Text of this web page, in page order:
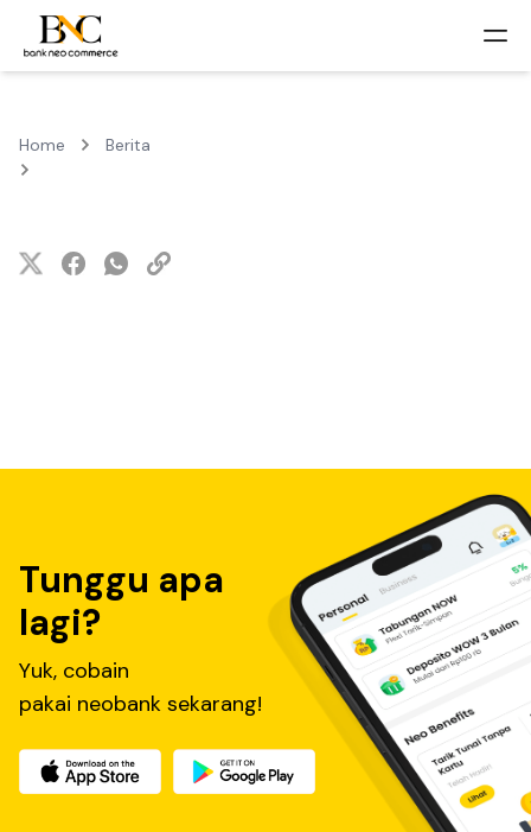
Home Berita
Tunggu apa
lagi?
Yuk, cobain
pakai neobank sekarang!